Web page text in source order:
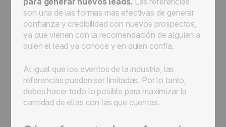
son una de las formas más efectivas de generar
confianza y credibilidad con nuevos prospectos,
ya que vienen con la recomendación de alguien a
quien el lead ya conoce y en quien confía.
Al igual que los eventos de la industria, las
referencias pueden ser limitadas. Por lo tanto,
debes hacer todo lo posible para maximizar la
cantidad de ellas con las que cuentas.